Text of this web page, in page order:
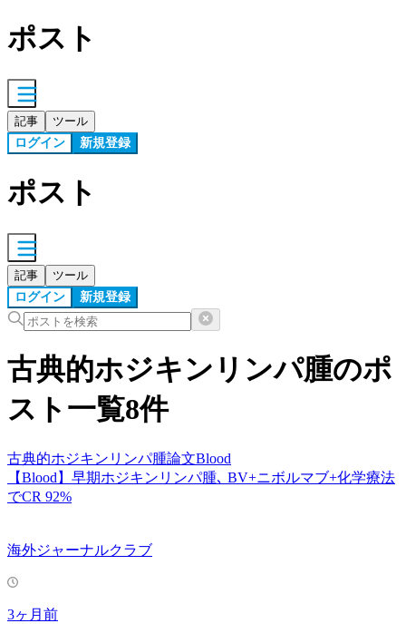
ポスト
記事 ツール
ログイン 新規登録
ポスト
記事 ツール
ログイン 新規登録
古典的ホジキンリンパ腫のポ
スト 一覧8件
古典的ホジキンリンパ腫論文Blood
【Blood】早期ホジキンリンパ腫､ BV+ニボルマブ+化学療法
でCR 92%
海外ジャーナルクラブ
3ヶ月前